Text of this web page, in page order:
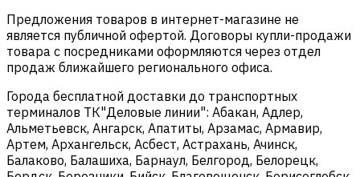
Предложения товаров в интернет-магазине не
является публичной офертой. Договоры купли-продажи
товара с посредниками оформляются через отдел
продаж ближайшего регионального офиса.
Города бесплатной доставки до транспортных
терминалов ТК"Деловые линии": Абакан, Адлер,
Альметьевск, Ангарск, Апатиты, Арзамас, Армавир,
Артем, Архангельск, Асбест, Астрахань, Ачинск,
Балаково, Балашиха, Барнаул, Белгород, Белорецк,